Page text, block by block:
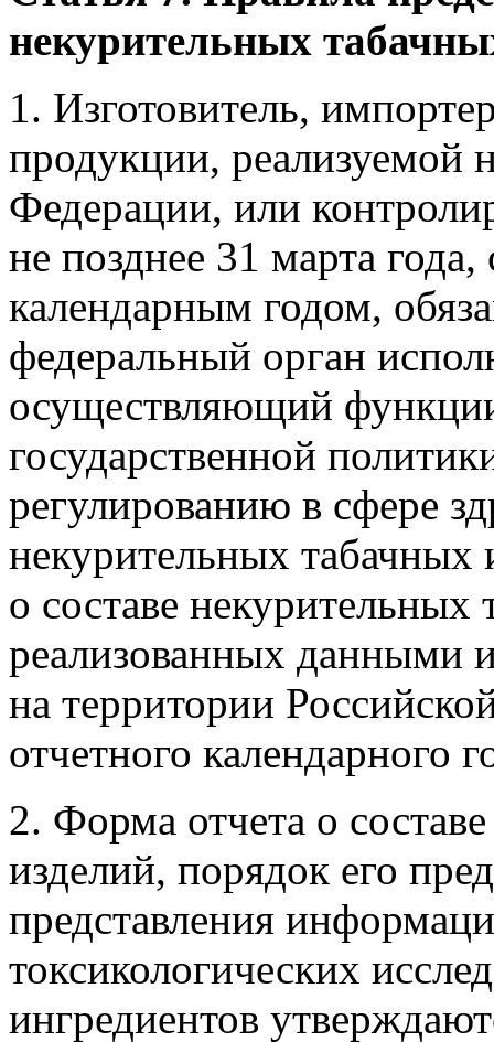
некурительных
1. Изготовитель,
продукции, реализуемой
Федерации, или
не позднее 31 марта
календарным годом,
федеральный орган
осуществляющий
государственной
регулированию в сфере
некурительных табачных
о составе некурительных
реализованных данными
на территории
отчетного календарного
2. Форма отчета о
изделий, порядок его
представления
токсикологических
ингредиентов